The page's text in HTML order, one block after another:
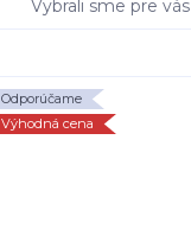
Vybrali sme pre vás
Odporúčame
Výhodná cena